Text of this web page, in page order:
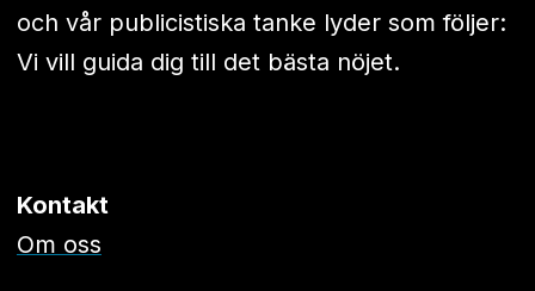
och vår publicistiska tanke lyder som följer:
Vi vill guida dig till det bästa nöjet.
Kontakt
Om oss